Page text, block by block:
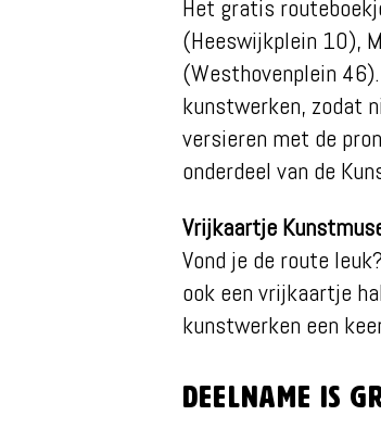
Het gratis
(Heeswijkplein 10),
(Westhovenplein
kunstwerken, zodat
versieren met de
onderdeel van de
Vrijkaartje
Vond je de route
ook een vrijkaartje
kunstwerken een
Deelname is